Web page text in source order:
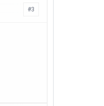
#3